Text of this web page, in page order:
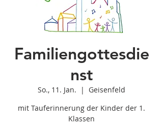
Familiengottesdie
nst
So., 11. Jan.
  |
Geisenfeld
mit Tauferinnerung der Kinder der 1.
Klassen